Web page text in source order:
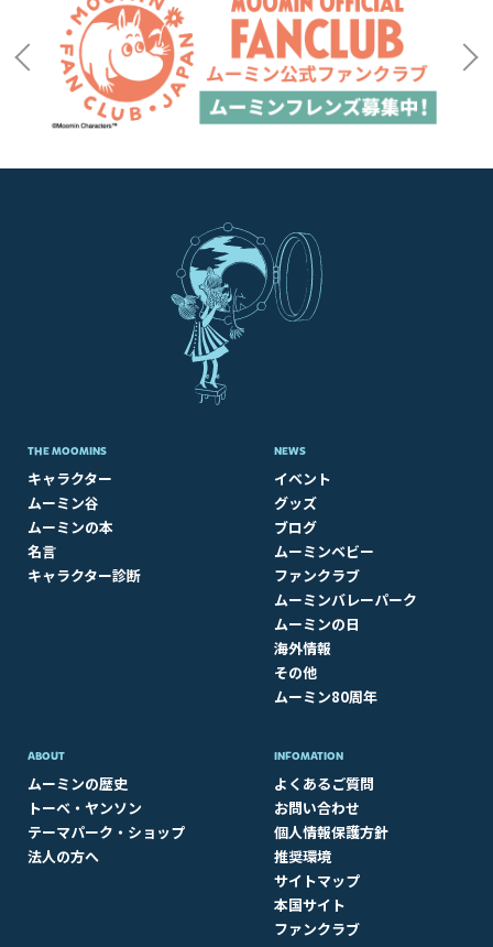
THE MOOMINS
キャラクター
ムーミン谷
ムーミンの本
名言
キャラクター診断
NEWS
イベント
グッズ
ブログ
ムーミンベビー
ファンクラブ
ムーミンバレーパーク
ムーミンの日
海外情報
その他
ムーミン80周年
ABOUT​
ムーミンの歴史
トーベ・ヤンソン
テーマパーク・ショップ
法人の方へ
INFOMATION
よくあるご質問
お問い合わせ
個人情報保護方針
推奨環境
サイトマップ
本国サイト
ファンクラブ